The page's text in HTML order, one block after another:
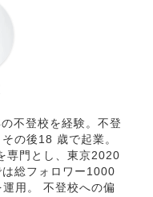
不登校を経験。不登
の後18 歳で起業。
専門とし、東京2020
総フォロワー1000
用。 不登校への偏